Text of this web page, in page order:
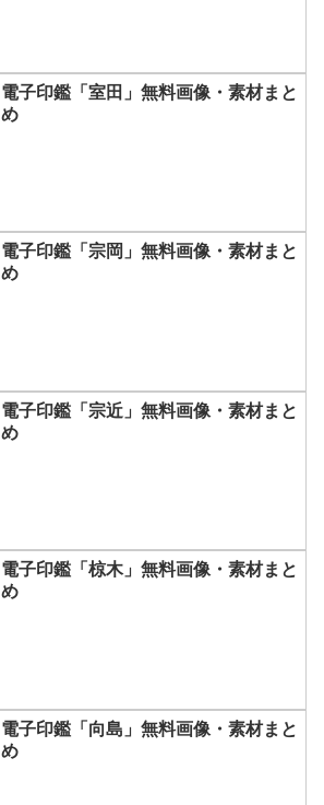
電子印鑑「室田」無料画像・素材まと
め
電子印鑑「宗岡」無料画像・素材まと
め
電子印鑑「宗近」無料画像・素材まと
め
電子印鑑「椋木」無料画像・素材まと
め
電子印鑑「向島」無料画像・素材まと
め